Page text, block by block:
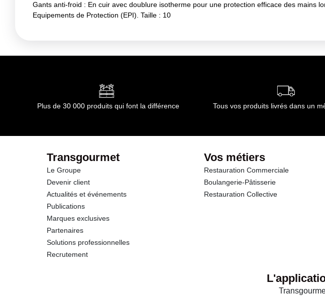
Gants anti-froid : En cuir avec doublure isotherme pour une protection efficace des mains
Equipements de Protection (EPI). Taille : 10
Plus de 30 000 produits qui font la différence Tous vos produits livrés dans un
Transgourmet
Le Groupe
Devenir client
Actualités et événements
Publications
Marques exclusives
Partenaires
Solutions professionnelles
Recrutement
Vos métiers
Restauration Commerciale
Boulangerie-Pâtisserie
Restauration Collective